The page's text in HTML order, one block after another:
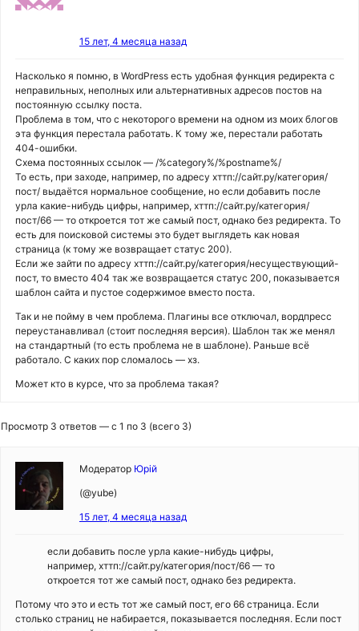
15 лет, 4 месяца назад
Насколько я помню, в WordPress есть удобная функция редиректа с
неправильных, неполных или альтернативных адресов постов на
постоянную ссылку поста.
Проблема в том, что с некоторого времени на одном из моих блогов
эта функция перестала работать. К тому же, перестали работать
404-ошибки.
Схема постоянных ссылок — /%category%/%postname%/
То есть, при заходе, например, по адресу хттп://сайт.ру/категория/
пост/ выдаётся нормальное сообщение, но если добавить после
урла какие-нибудь цифры, например, хттп://сайт.ру/категория/
пост/66 — то откроется тот же самый пост, однако без редиректа. То
есть для поисковой системы это будет выглядеть как новая
страница (к тому же возвращает статус 200).
Если же зайти по адресу хттп://сайт.ру/категория/несуществующий-
пост, то вместо 404 так же возвращается статус 200, показывается
шаблон сайта и пустое содержимое вместо поста.
Так и не пойму в чем проблема. Плагины все отключал, вордпресс
переустанавливал (стоит последняя версия). Шаблон так же менял
на стандартный (то есть проблема не в шаблоне). Раньше всё
работало. С каких пор сломалось — хз.
Может кто в курсе, что за проблема такая?
Просмотр 3 ответов — с 1 по 3 (всего 3)
Модератор Юрій
(@yube)
15 лет, 4 месяца назад
если добавить после урла какие-нибудь цифры,
например, хттп://сайт.ру/категория/пост/66 — то
откроется тот же самый пост, однако без редиректа.
Потому что это и есть тот же самый пост, его 66 страница. Если
столько страниц не набирается, показывается последняя. Если пост